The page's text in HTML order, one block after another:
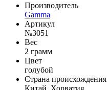
Производитель
Gamma
Артикул
№3051
Вес
2 грамм
Цвет
голубой
Страна происхождения
Китай, Хорватия